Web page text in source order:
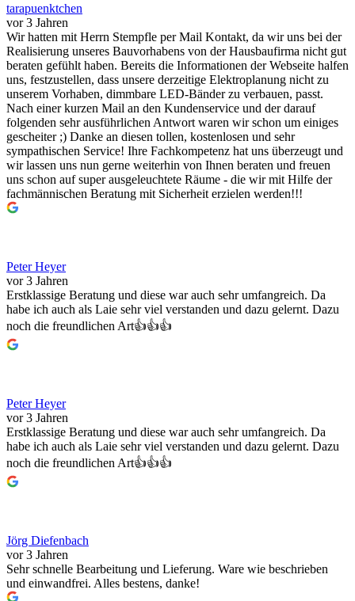
tarapuenktchen
vor 3 Jahren
Wir hatten mit Herrn Stempfle per Mail Kontakt, da wir uns bei der
Realisierung unseres Bauvorhabens von der Hausbaufirma nicht gut
beraten gefühlt haben. Bereits die Informationen der Webseite halfen
uns, festzustellen, dass unsere derzeitige Elektroplanung nicht zu
unserem Vorhaben, dimmbare LED-Bänder zu verbauen, passt.
Nach einer kurzen Mail an den Kundenservice und der darauf
folgenden sehr ausführlichen Antwort waren wir schon um einiges
gescheiter ;) Danke an diesen tollen, kostenlosen und sehr
sympathischen Service! Ihre Fachkompetenz hat uns überzeugt und
wir lassen uns nun gerne weiterhin von Ihnen beraten und freuen
uns schon auf super ausgeleuchtete Räume - die wir mit Hilfe der
fachmännischen Beratung mit Sicherheit erzielen werden!!!
Peter Heyer
vor 3 Jahren
Erstklassige Beratung und diese war auch sehr umfangreich. Da
habe ich auch als Laie sehr viel verstanden und dazu gelernt. Dazu
noch die freundlichen Art👍👍👍
Peter Heyer
vor 3 Jahren
Erstklassige Beratung und diese war auch sehr umfangreich. Da
habe ich auch als Laie sehr viel verstanden und dazu gelernt. Dazu
noch die freundlichen Art👍👍👍
Jörg Diefenbach
vor 3 Jahren
Sehr schnelle Bearbeitung und Lieferung. Ware wie beschrieben
und einwandfrei. Alles bestens, danke!